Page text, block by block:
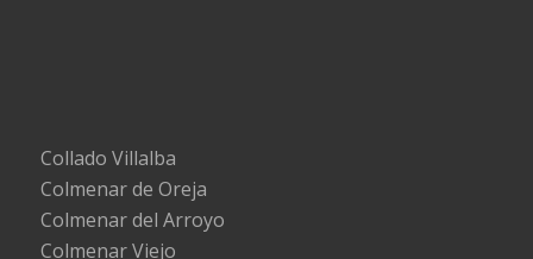
Collado Villalba
Colmenar de Oreja
Colmenar del Arroyo
Colmenar Viejo